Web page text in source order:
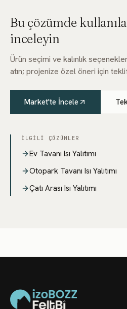
Bu çözümde
inceleyin
Ürün seçimi ve kalınlık
atın; projenize özel öneri için
Market'te İncele
İLGILI ÇÖZÜMLER
Ev Tavanı Isı Yalıtımı
Otopark Tavanı Isı Yalıtımı
Çatı Arası Isı Yalıtımı